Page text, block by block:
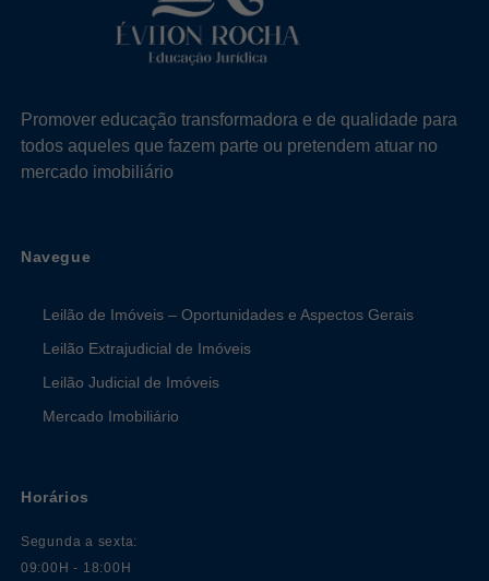
Promover educação transformadora e de qualidade para
todos aqueles que fazem parte ou pretendem atuar no
mercado imobiliário
Navegue
Leilão de Imóveis – Oportunidades e Aspectos Gerais
Leilão Extrajudicial de Imóveis
Leilão Judicial de Imóveis
Mercado Imobiliário
Horários
Segunda a sexta:
09:00H - 18:00H